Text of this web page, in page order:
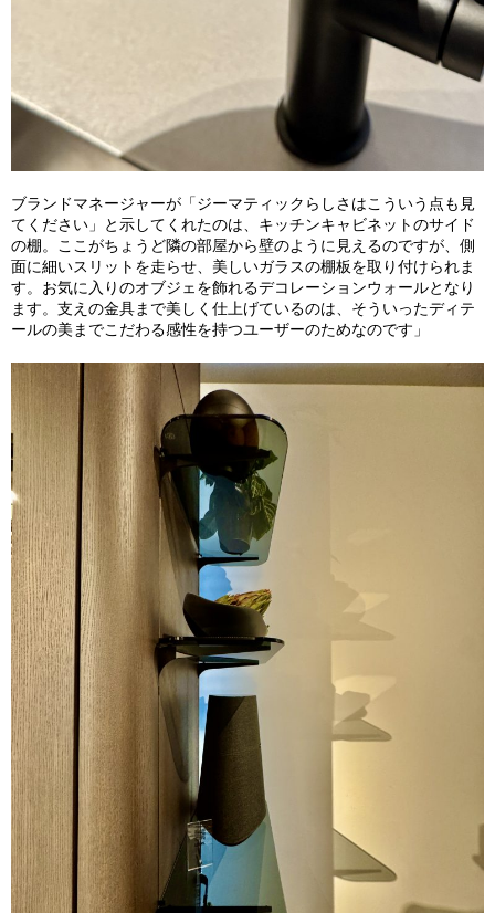
ブランドマネージャーが「ジーマティックらしさはこういう点も見
てください」と示してくれたのは、キッチンキャビネットのサイド
の棚。ここがちょうど隣の部屋から壁のように見えるのですが、側
面に細いスリットを走らせ、美しいガラスの棚板を取り付けられま
す。お気に入りのオブジェを飾れるデコレーションウォールとなり
ます。支えの金具まで美しく仕上げているのは、そういったディテ
ールの美までこだわる感性を持つユーザーのためなのです」